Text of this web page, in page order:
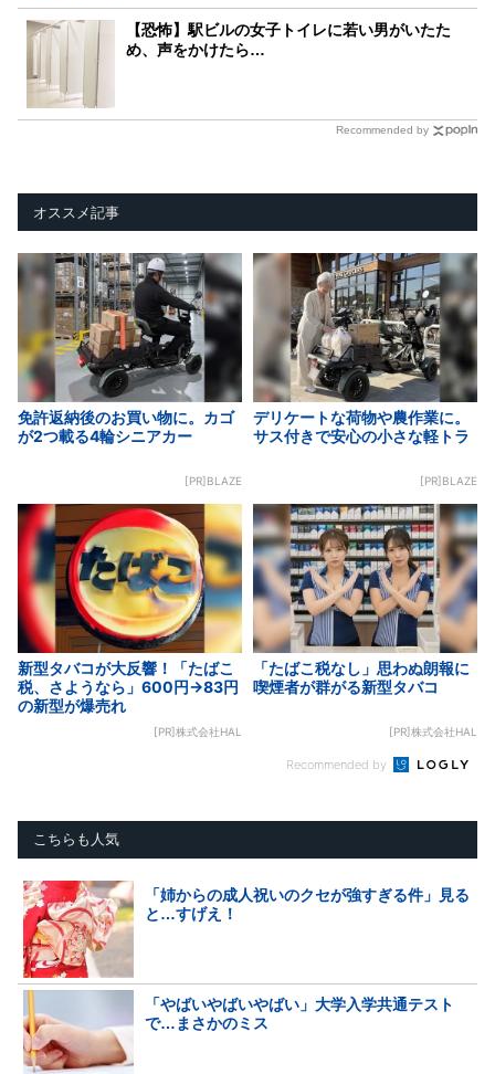
【恐怖】駅ビルの女子トイレに若い男がいたた
め、声をかけたら…
Recommended by
オススメ記事
免許返納後のお買い物に。カゴ
が2つ載る4輪シニアカー
[PR]BLAZE
デリケートな荷物や農作業に。
サス付きで安心の小さな軽トラ
[PR]BLAZE
新型タバコが大反響！「たばこ
税、さようなら」600円→83円
の新型が爆売れ
[PR]株式会社HAL
「たばこ税なし」思わぬ朗報に
喫煙者が群がる新型タバコ
[PR]株式会社HAL
Recommended by
こちらも人気
「姉からの成人祝いのクセが強すぎる件」見る
と…すげえ！
「やばいやばいやばい」大学入学共通テスト
で…まさかのミス